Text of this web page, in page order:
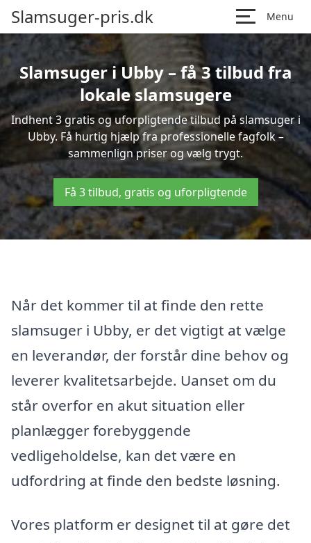
Slamsuger-pris.dk Menu
Slamsuger i Ubby – få 3 tilbud fra
lokale slamsugere
Indhent 3 gratis og uforpligtende tilbud på slamsuger i
Ubby. Få hurtig hjælp fra professionelle fagfolk –
sammenlign priser og vælg trygt.
Få 3 tilbud, gratis og uforpligtende
Når det kommer til at finde den rette
slamsuger i Ubby, er det vigtigt at vælge
en leverandør, der forstår dine behov og
leverer kvalitetsarbejde. Uanset om du
står overfor en akut situation eller
planlægger forebyggende
vedligeholdelse, kan det være en
udfordring at finde den bedste løsning.
Vores platform er designet til at gøre det